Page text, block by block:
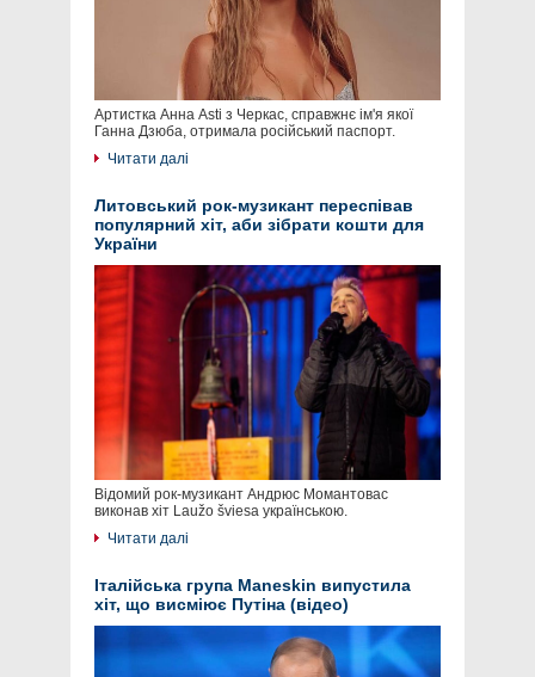
Артистка Анна Asti з Черкас, справжнє ім'я якої
Ганна Дзюба, отримала російський паспорт.
Читати далі
Литовський рок-музикант переспівав
популярний хіт, аби зібрати кошти для
України
Відомий рок-музикант Андрюс Момантовас
виконав хіт Laužo šviesa українською.
Читати далі
Італійська група Maneskin випустила
хіт, що висміює Путіна (відео)